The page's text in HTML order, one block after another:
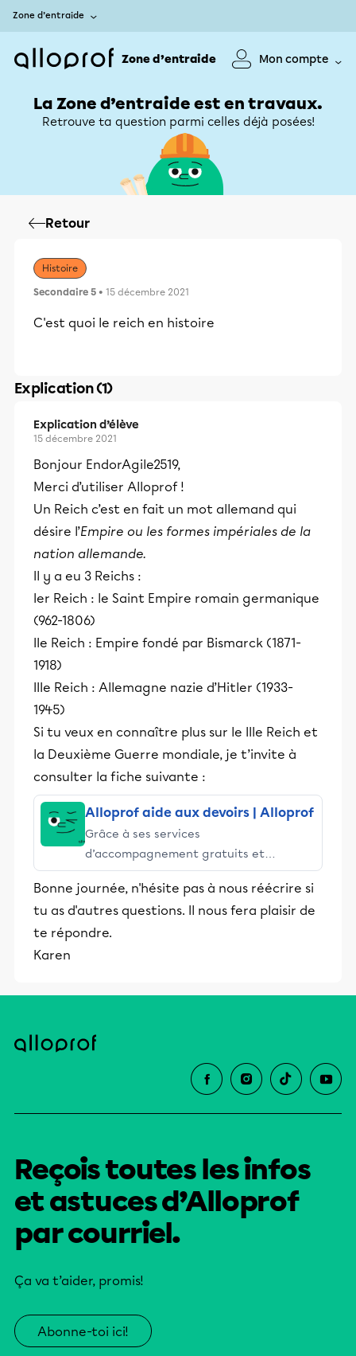
Zone d’entraide
Zone d’entraide Mon compte
La Zone d’entraide est en travaux.
Retrouve ta question parmi celles déjà posées!
Retour
Histoire
Secondaire 5 • 15 décembre 2021
C'est quoi le reich en histoire
Explication (1)
Explication d’élève
15 décembre 2021
Bonjour EndorAgile2519,
Merci d’utiliser Alloprof !
Un Reich c’est en fait un mot allemand qui
désire l’Empire ou les formes impériales de la
nation allemande.
Il y a eu 3 Reichs :
Ier Reich : le Saint Empire romain germanique
(962-1806)
IIe Reich : Empire fondé par Bismarck (1871-
1918)
IIIe Reich : Allemagne nazie d’Hitler (1933-
1945)
Si tu veux en connaître plus sur le IIIe Reich et
la Deuxième Guerre mondiale, je t’invite à
consulter la fiche suivante :
Alloprof aide aux devoirs | Alloprof
Grâce à ses services
d’accompagnement gratuits et
stimulants, Alloprof engage les élèves
et leurs parents dans la réussite
éducative.
Bonne journée, n'hésite pas à nous réécrire si
tu as d'autres questions. Il nous fera plaisir de
te répondre.
Karen
Reçois toutes les infos
et astuces d’Alloprof
par courriel.
Ça va t’aider, promis!
Abonne-toi ici!